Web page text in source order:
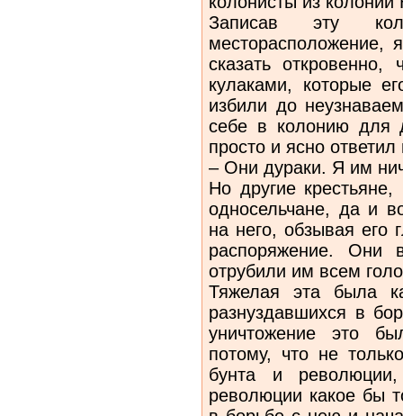
Записав эту
месторасположение,
сказать
кулаками, которые
избили до
себе в колонию для
просто и ясно
– Они дураки. Я им
Но другие
односельчане, да и
на него, обзывая его
распоряжение. Они
отрубили им всем
Тяжелая эта была
разнуздавшихся в
уничтожение это
потому, что не
бунта и
революции какое бы